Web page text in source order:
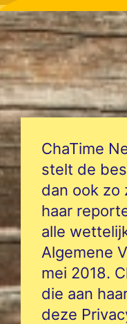
ChaTime
stelt de
dan ook zo
haar
alle
Algemene
mei 2018.
die aan
deze